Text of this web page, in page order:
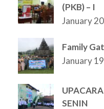
(PKB) – I
January
Family
January
SENIN